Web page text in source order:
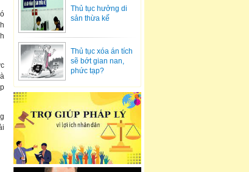
Thủ tục hưởng di
sản thừa kế
Thủ tục xóa án tích
sẽ bớt gian nan,
phức tạp?